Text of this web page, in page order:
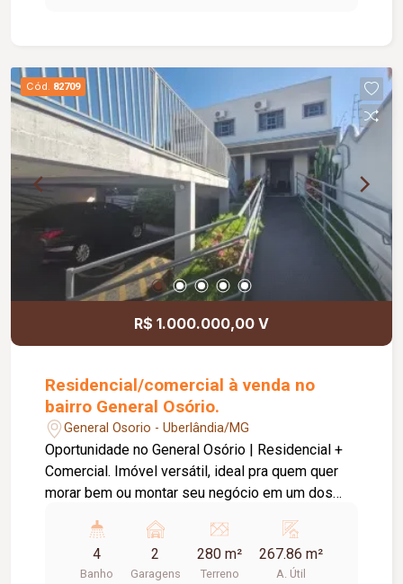
Cód. 82709
R$ 1.000.000,00 V
Residencial/comercial à venda no
bairro General Osório.
General Osorio - Uberlândia/MG
Oportunidade no General Osório | Residencial +
Comercial. Imóvel versátil, ideal pra quem quer
morar bem ou montar seu negócio em um dos
para 02 carros; Rampa de acessibilidade; Sala
ampla em 02 ambientes; Copa + cozinha
funcional; Área de serviço; 04 quartos (sendo 02
4
Banho
2
Garagens
280 m²
Terreno
267.86 m²
A. Útil